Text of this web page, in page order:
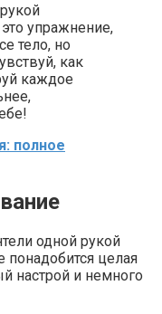
упражнение,
тело, но
как
каждое
полное
одной рукой
понадобится целая
настрой и немного